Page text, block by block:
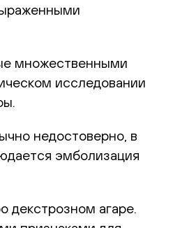
множественными
исследовании
недостоверно, в
эмболизация
декстрозном агаре.